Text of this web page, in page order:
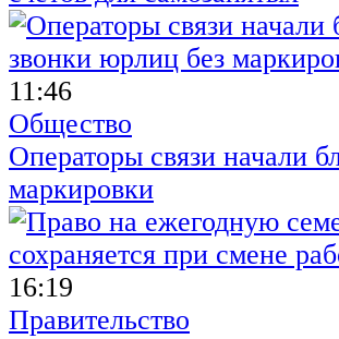
11:46
Общество
Операторы связи начали
маркировки
16:19
Правительство